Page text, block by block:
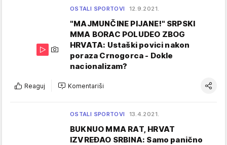
OSTALI SPORTOVI 12.9.2021.
"MAJMUNČINE PIJANE!" SRPSKI
MMA BORAC POLUDEO ZBOG
HRVATA: Ustaški povici nakon
poraza Crnogorca - Dokle
nacionalizam?
Reaguj Komentariši
OSTALI SPORTOVI 13.4.2021.
BUKNUO MMA RAT, HRVAT
IZVREĐAO SRBINA: Samo panično